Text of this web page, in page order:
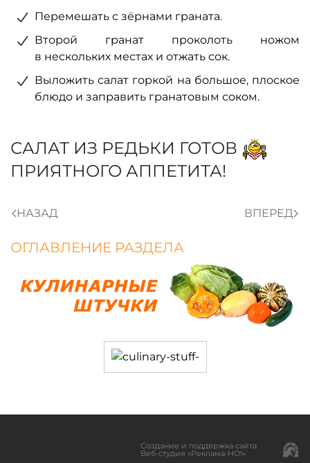
Перемешать с зёрнами граната.
Второй гранат проколоть ножом
в нескольких местах и отжать сок.
Выложить салат горкой на большое, плоское
блюдо и заправить гранатовым соком.
САЛАТ ИЗ РЕДЬКИ ГОТОВ
ПРИЯТНОГО АППЕТИТА!
НАЗАД ВПЕРЕД
ОГЛАВЛЕНИЕ РАЗДЕЛА
Создание и поддержка сайта
Веб-студия «Реклама-НО!»